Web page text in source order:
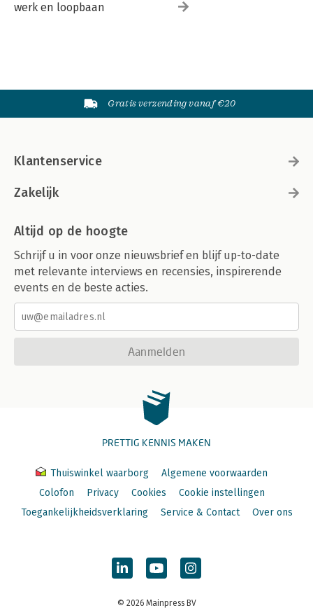
werk en loopbaan
Gratis verzending vanaf €20
Klantenservice
Zakelijk
Altijd op de hoogte
Schrijf u in voor onze nieuwsbrief en blijf up-to-date
met relevante interviews en recensies, inspirerende
events en de beste acties.
Aanmelden
PRETTIG KENNIS MAKEN
Thuiswinkel waarborg
Algemene voorwaarden
Colofon
Privacy Cookies
Cookie instellingen
Toegankelijkheidsverklaring
Service & Contact Over ons
© 2026 Mainpress BV